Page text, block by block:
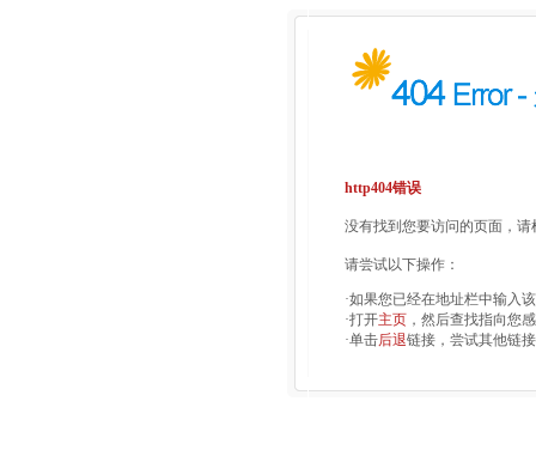
http404错误
没有找到您要访问的页面，
请尝试以下操作：
·如果您已经在地址栏中输入
·打开主页 ，然后查找指向您
·单击后退链接，尝试其他链